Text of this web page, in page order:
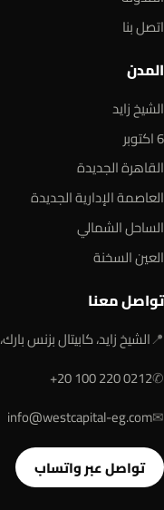
اتصل بنا
المدن
الشيخ زايد
6 اكتوبر
القاهرة الجديدة
العاصمة الإدارية الجديدة
الساحل الشمالي
العين السخنة
تواصل معنا
📍الشيخ زايد، كابيتال بزنس بارك، B2
✆
+20 100 220 0212
✉
info@westcapital-eg.com
تواصل عبر واتساب